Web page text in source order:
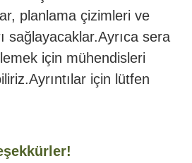
planlama çizimleri ve
sağlayacaklar.Ayrıca sera
için mühendisleri
için lütfen